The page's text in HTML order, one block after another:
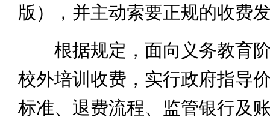
版），并主动索要正规的收费
根据规定，面向义务教育阶
校外培训收费，实行政府指导
标准、退费流程、监管银行及